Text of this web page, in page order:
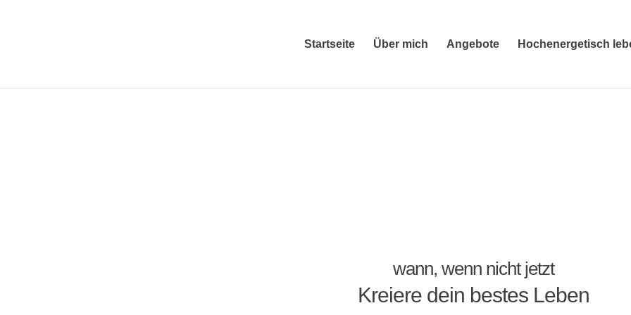
Startseite Über mich Angebote Hochenergetisch
wann, wenn nicht jetzt
Kreiere dein bestes Leben